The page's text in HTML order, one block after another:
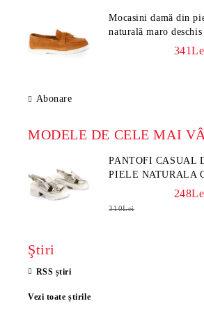
Mocasini damă din
naturală maro
Abonare
MODELE DE CELE MAI
PANTOFI CASUAL
PIELE NATURALA
FLORAL - MODEL
310Lei
Ştiri
RSS știri
Vezi toate știrile